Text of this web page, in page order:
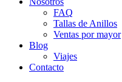
FAQ
Tallas de Anillos
Ventas por mayor
Blog
Viajes
Contacto